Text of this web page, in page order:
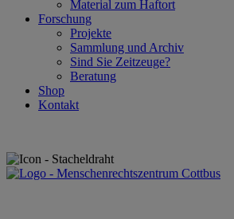
Material zum Haftort
Forschung
Projekte
Sammlung und Archiv
Sind Sie Zeitzeuge?
Beratung
Shop
Kontakt